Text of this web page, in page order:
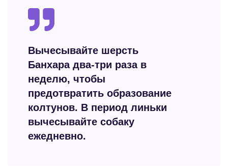
Вычесывайте шерсть
Банхара два-три раза в
неделю, чтобы
предотвратить образование
колтунов. В период линьки
вычесывайте собаку
ежедневно.